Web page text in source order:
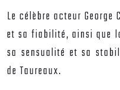
Le célèbre acteur
et sa fiabilité, ainsi que
sa sensualité et sa
de Taureaux.